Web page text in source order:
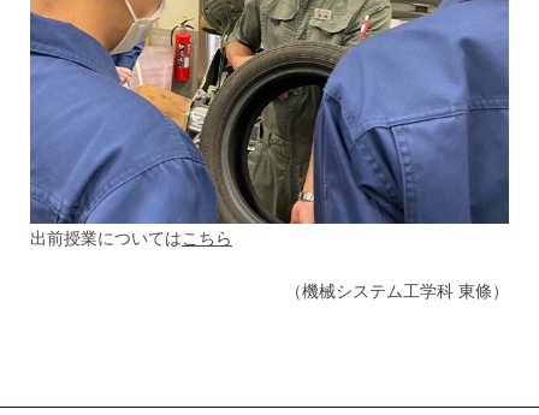
出前授業についてはこちら
（機械システム工学科 東條）